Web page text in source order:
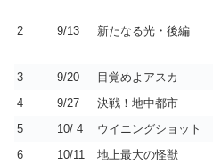
2 9/13 新たなる光・後編
3 9/20
目覚めよアスカ
4
9/27
決戦！地中都市
5
10/ 4
ウイニングショット
6
10/11 地上最大の怪獣